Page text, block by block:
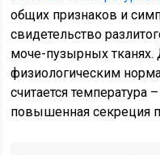
общих признаков и
свидетельство
моче-пузырных тканях.
физиологическим
считается температура
повышенная секреция